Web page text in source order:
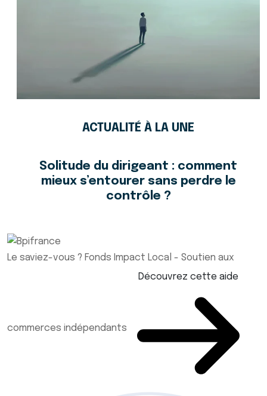
ACTUALITÉ À LA UNE
Solitude du dirigeant : comment
mieux s’entourer sans perdre le
contrôle ?
Le saviez-vous ? Fonds Impact Local - Soutien aux
commerces indépendants
Découvrez cette aide